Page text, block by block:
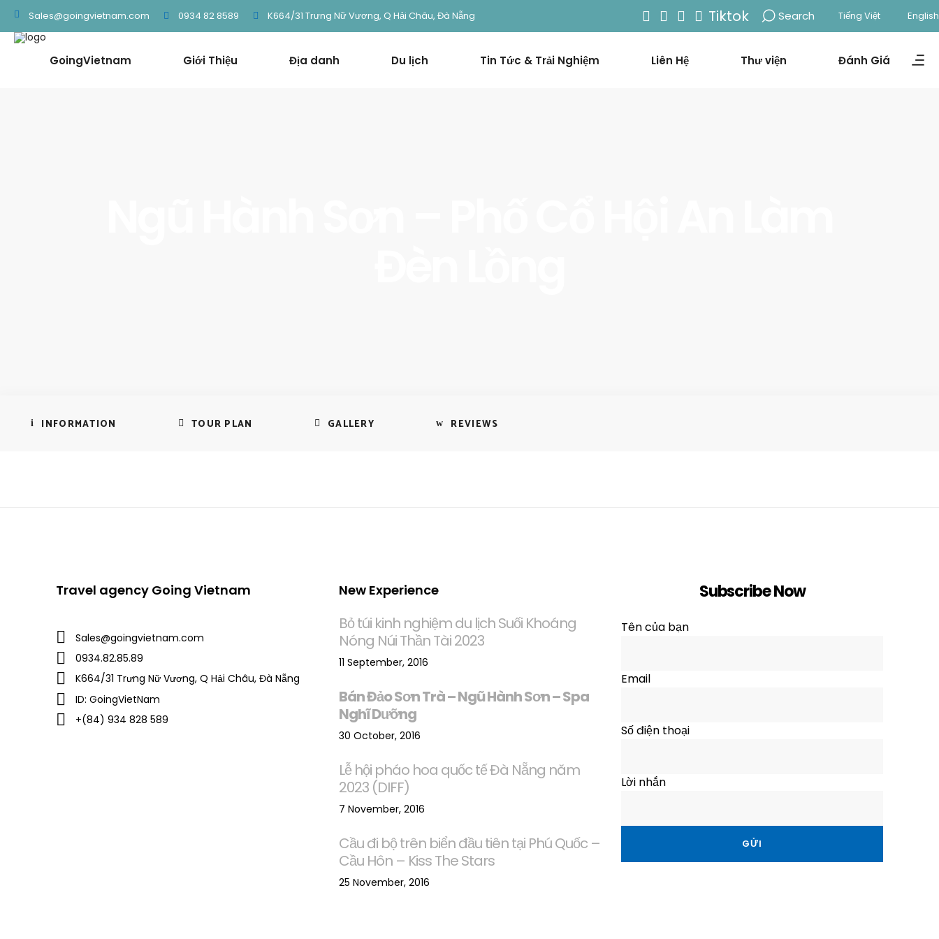
Sales@goingvietnam.com 0934 82 8589 K664/31 Trưng Nữ Vương, Q Hải Châu, Đà Nẵng Tiktok Search Tiếng Việt English
GoingVietnam Giới Thiệu Địa danh Du lịch Tin Tức & Trải Nghiệm Liên Hệ Thư viện Đánh Giá
INFORMATION TOUR PLAN GALLERY REVIEWS
Du khách sẽ được tự mình trải
Travel agency Going Vietnam
Sales@goingvietnam.com
0934.82.85.89
K664/31 Trưng Nữ Vương, Q Hải Châu, Đà Nẵng
ID: GoingVietNam
+(84) 934 828 589
New Experience
Bỏ túi kinh nghiệm du lịch Suối Khoáng
Nóng Núi Thần Tài 2023
11 September, 2016
Bán Đảo Sơn Trà – Ngũ Hành Sơn – Spa
Nghĩ Dưỡng
30 October, 2016
Lễ hội pháo hoa quốc tế Đà Nẵng năm
2023 (DIFF)
7 November, 2016
Cầu đi bộ trên biển đầu tiên tại Phú Quốc –
Cầu Hôn – Kiss The Stars
25 November, 2016
Subscribe Now
Tên của bạn
Email
Số điện thoại
Lời nhắn